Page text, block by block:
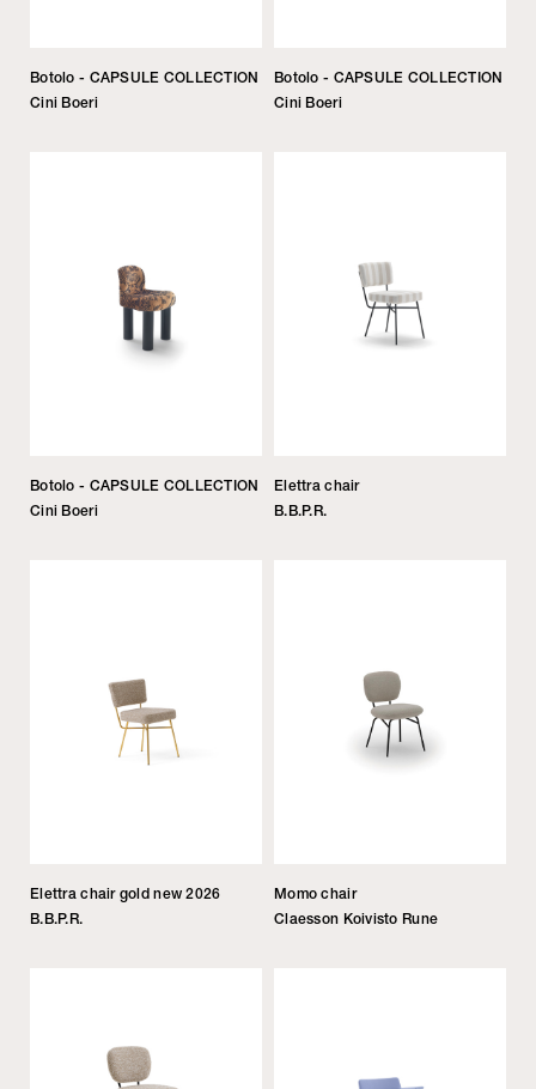
Botolo - CAPSULE COLLECTION
Cini Boeri
Botolo - CAPSULE COLLECTION
Cini Boeri
Botolo - CAPSULE COLLECTION
Cini Boeri
Elettra chair
B.B.P.R.
Elettra chair gold new 2026
B.B.P.R.
Momo chair
Claesson Koivisto Rune